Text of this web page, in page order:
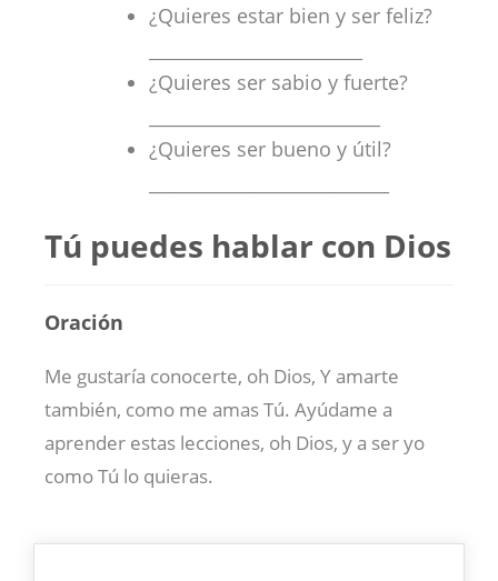
¿Quieres estar bien y ser feliz?
¿Quieres ser sabio y fuerte?
¿Quieres ser bueno y útil?
Tú puedes hablar con Dios
Oración
Me gustaría conocerte, oh Dios, Y amarte
también, como me amas Tú. Ayúdame a
aprender estas lecciones, oh Dios, y a ser yo
como Tú lo quieras.